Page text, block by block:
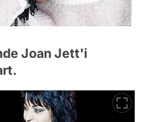
Joan Jett'i